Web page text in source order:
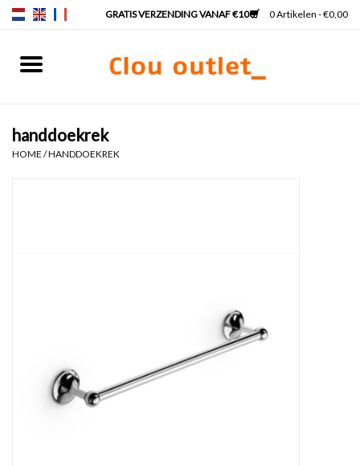
0 Artikelen - €0,00
Badkamer accessoires
handdoekrek
HOME /HANDDOEKREK